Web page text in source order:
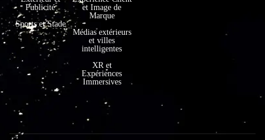
Publicité
Sports et Stade
et Image de
Marque
Médias extérieurs
et villes
intelligentes
XR et
Expériences
Immersives
日本語